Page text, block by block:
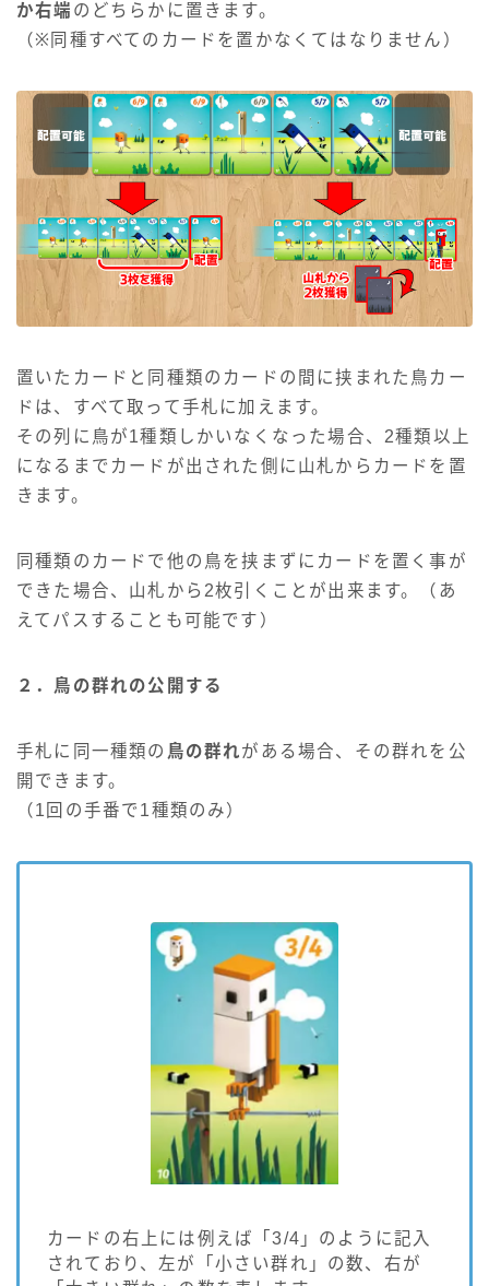
か右端 のどちらかに置きます。
（※同種すべてのカードを置かなくてはなりません）
置いたカードと同種類のカードの間に挟まれた鳥カー
ドは、すべて取って手札に加えます。
その列に鳥が1種類しかいなくなった場合、2種類以上
になるまでカードが出された側に山札からカードを置
きます。
同種類のカードで他の鳥を挟まずにカードを置く事が
できた場合、山札から2枚引くことが出来ます。（あ
えてパスすることも可能です）
２．鳥の群れの公開する
手札に同一種類の 鳥の群れがある場合、その群れを公
開できます。
（1回の手番で1種類のみ）
カードの右上には例えば「3/4」のように記入
されており、左が「小さい群れ」の数、右が